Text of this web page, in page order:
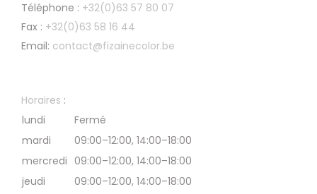
Téléphone : +32(0)63 57 80 07
Fax : +32(0)63 58 16 44
Email: contact@fizainecolor.be
Horaires :
lundi
Fermé
mardi
09:00–12:00, 14:00–18:00
mercredi 09:00–12:00, 14:00–18:00
jeudi
09:00–12:00, 14:00–18:00